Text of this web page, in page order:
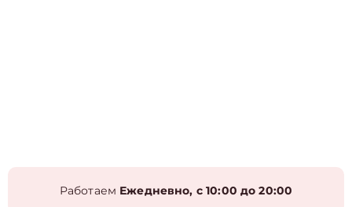
Работаем Ежедневно, с 10:00 до 20:00